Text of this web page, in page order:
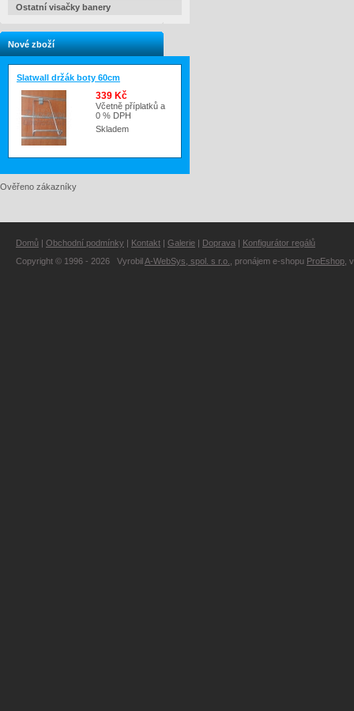
Ostatní visačky banery
Nové zboží
Slatwall držák boty 60cm
339 Kč
Včetně příplatků a
0 % DPH
Skladem
Ověřeno zákazníky
Domů | Obchodní podmínky | Kontakt | Galerie | Doprava | Konfigurátor regálů
Copyright © 1996 - 2026 VyrobilA-WebSys, spol. s r.o. , pronájem e-shopu ProEshop ,